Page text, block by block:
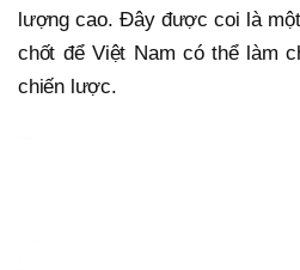
lượng cao. Đây được coi là
chốt để Việt Nam có thể làm
chiến lược.